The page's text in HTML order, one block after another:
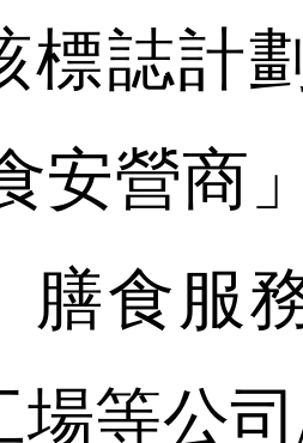
誌計劃
安營商
膳食服
場等公